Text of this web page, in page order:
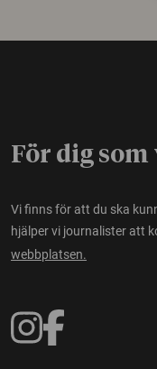
För dig
Vi finns för att du ska
hjälper vi journalister att
webbplatsen.